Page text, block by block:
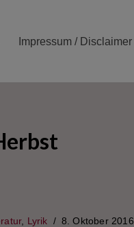
Impressum / Disclaimer
, Lyrik 8. Oktober 2016